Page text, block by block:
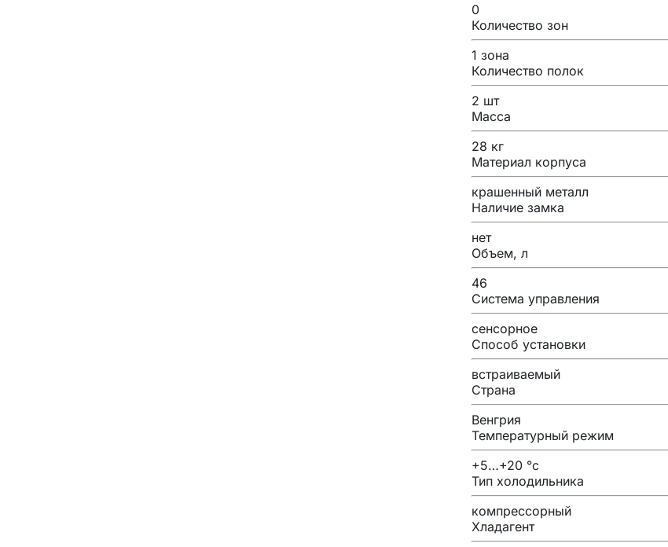
0
Количество зон
1 зона
Количество полок
2 шт
Масса
28 кг
Материал корпуса
крашенный металл
Наличие замка
нет
Объем, л
46
Система управления
сенсорное
Способ установки
встраиваемый
Страна
Венгрия
Температурный режим
+5…+20 °с
Тип холодильника
компрессорный
Хладагент